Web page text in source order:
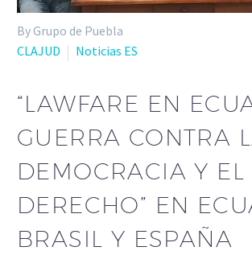
By Grupo de Puebla
CLAJUD
Noticias ES
“LAWFARE EN
GUERRA CONTRA
DEMOCRACIA Y EL
DERECHO” EN
BRASIL Y ESPAÑA